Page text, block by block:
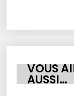
VOUS
AUSSI…